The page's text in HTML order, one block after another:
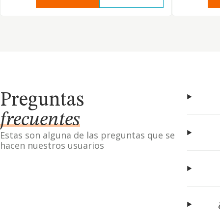
Preguntas
frecuentes
Estas son alguna de las preguntas que se
hacen nuestros usuarios